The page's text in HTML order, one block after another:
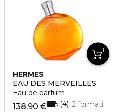
HERMÈS
EAU DES MERVEILLES
Eau de parfum
138,90 € 2 formati
5 4